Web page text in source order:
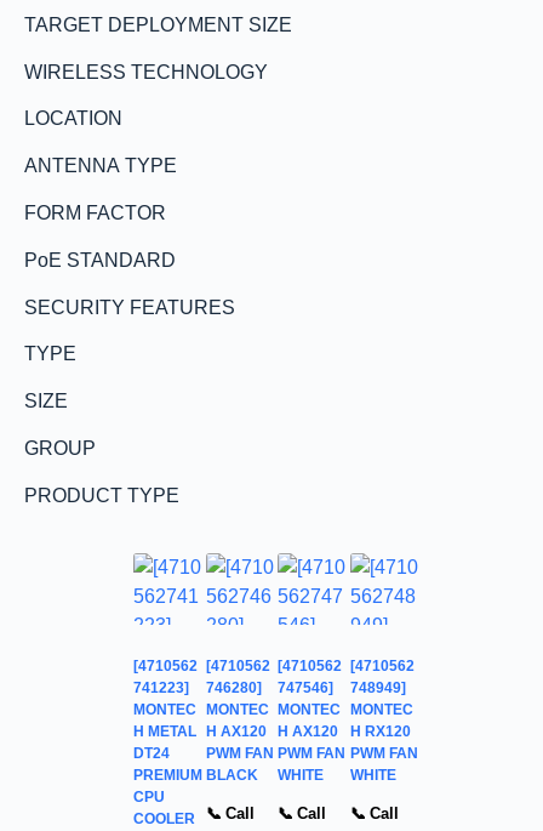
TARGET DEPLOYMENT SIZE
WIRELESS TECHNOLOGY
LOCATION
ANTENNA TYPE
FORM FACTOR
PoE STANDARD
SECURITY FEATURES
TYPE
SIZE
GROUP
PRODUCT TYPE
[4710562
741223]
MONTEC
H METAL
DT24
PREMIUM
CPU
COOLER
[4710562
746280]
MONTEC
H AX120
PWM FAN
BLACK
📞 Call
[4710562
747546]
MONTEC
H AX120
PWM FAN
WHITE
📞 Call
[4710562
748949]
MONTEC
H RX120
PWM FAN
WHITE
📞 Call